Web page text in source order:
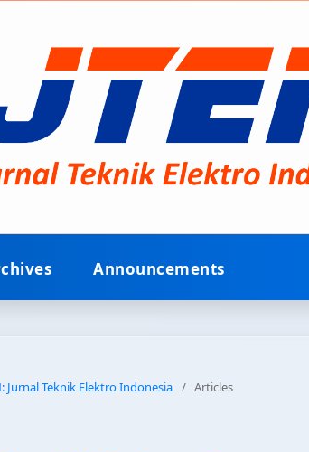
Announcements
Jurnal Teknik Elektro Indonesia / Articles